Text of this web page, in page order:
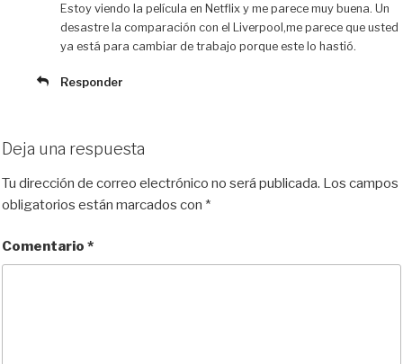
Estoy viendo la película en Netflix y me parece muy buena. Un
desastre la comparación con el Liverpool,me parece que usted
ya está para cambiar de trabajo porque este lo hastió.
Responder
Deja una respuesta
Tu dirección de correo electrónico no será publicada. Los campos
obligatorios están marcados con *
Comentario *